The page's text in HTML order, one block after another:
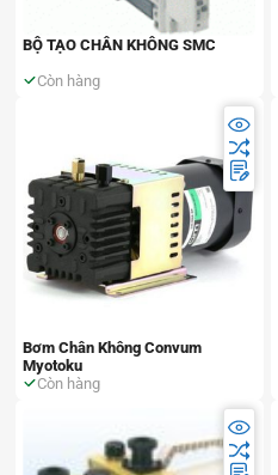
BỘ TẠO CHÂN KHÔNG SMC
Còn hàng
Bơm Chân Không Convum
Myotoku
Còn hàng